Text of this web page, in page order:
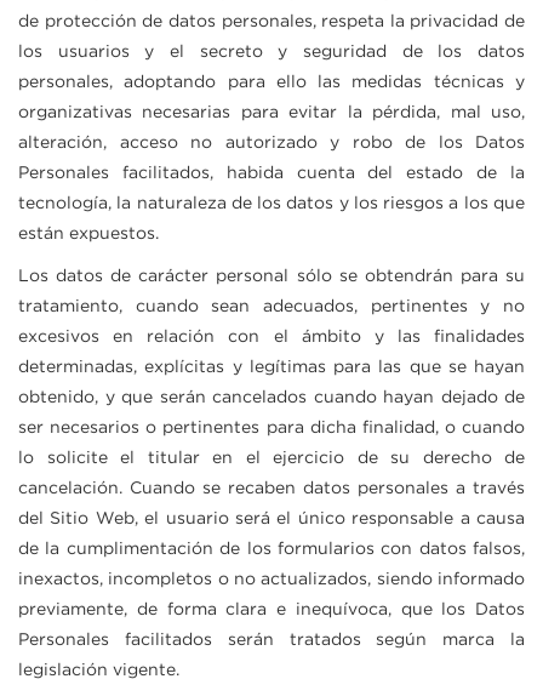
de protección de datos personales, respeta la privacidad de
los usuarios y el secreto y seguridad de los datos
personales, adoptando para ello las medidas técnicas y
organizativas necesarias para evitar la pérdida, mal uso,
alteración, acceso no autorizado y robo de los Datos
Personales facilitados, habida cuenta del estado de la
tecnología, la naturaleza de los datos y los riesgos a los que
están expuestos.
Los datos de carácter personal sólo se obtendrán para su
tratamiento, cuando sean adecuados, pertinentes y no
excesivos en relación con el ámbito y las finalidades
determinadas, explícitas y legítimas para las que se hayan
obtenido, y que serán cancelados cuando hayan dejado de
ser necesarios o pertinentes para dicha finalidad, o cuando
lo solicite el titular en el ejercicio de su derecho de
cancelación. Cuando se recaben datos personales a través
del Sitio Web, el usuario será el único responsable a causa
de la cumplimentación de los formularios con datos falsos,
inexactos, incompletos o no actualizados, siendo informado
previamente, de forma clara e inequívoca, que los Datos
Personales facilitados serán tratados según marca la
legislación vigente.